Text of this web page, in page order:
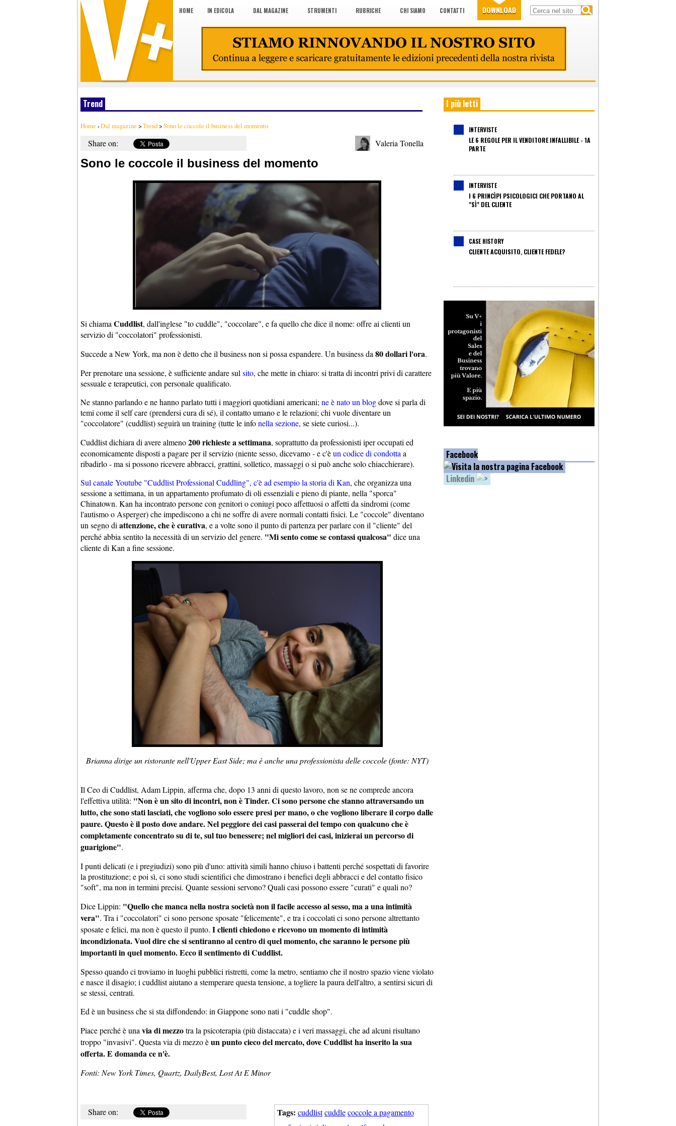
HOME IN EDICOLA DAL MAGAZINE STRUMENTI RUBRICHE CHI SIAMO CONTATTI DOWNLOAD
Trend
Home ›Dal magazine >Trend>Sono le coccole il business del momento
Share on: Valeria Tonella
Sono le coccole il business del momento
Si chiama Cuddlist, dall'inglese "to cuddle", "coccolare", e fa quello che dice il nome: offre ai clienti un
servizio di "coccolatori" professionisti.
Succede a New York, ma non è detto che il business non si possa espandere. Un business da 80 dollari l'ora.
Per prenotare una sessione, è sufficiente andare sul sito, che mette in chiaro: si tratta di incontri privi di carattere
sessuale e terapeutici, con personale qualificato.
Ne stanno parlando e ne hanno parlato tutti i maggiori quotidiani americani; ne è nato un blogdove si parla di
temi come il self care (prendersi cura di sé), il contatto umano e le relazioni; chi vuole diventare un
"coccolatore" (cuddlist) seguirà un training (tutte le infonella sezione, se siete curiosi...).
Cuddlist dichiara di avere almeno200 richieste a settimana, soprattutto da professionisti iper occupati ed
economicamente disposti a pagare per il servizio (niente sesso, dicevamo - e c'èun codice di condotta a
ribadirlo - ma si possono ricevere abbracci, grattini, solletico, massaggi o si può anche solo chiacchierare).
Sul canale Youtube "Cuddlist Professional Cuddling", c'è ad esempio la storia di Kan, che organizza una
sessione a settimana, in un appartamento profumato di oli essenziali e pieno di piante, nella "sporca"
Chinatown. Kan ha incontrato persone con genitori o coniugi poco affettuosi o affetti da sindromi (come
l'autismo o Asperger) che impediscono a chi ne soffre di avere normali contatti fisici. Le "coccole" diventano
un segno di attenzione, che è curativa, e a volte sono il punto di partenza per parlare con il "cliente" del
perché abbia sentito la necessità di un servizio del genere. "Mi sento come se contassi qualcosa" dice una
cliente di Kan a fine sessione.
Brianna dirige un ristorante nell'Upper East Side; ma è anche una professionista delle coccole (fonte: NYT)
Il Ceo di Cuddlist, Adam Lippin, afferma che, dopo 13 anni di questo lavoro, non se ne comprede ancora
l'effettiva utilità: "Non è un sito di incontri, non è Tinder. Ci sono persone che stanno attraversando un
lutto, che sono stati lasciati, che vogliono solo essere presi per mano, o che vogliono liberare il corpo dalle
paure. Questo è il posto dove andare. Nel peggiore dei casi passerai del tempo con qualcuno che è
completamente concentrato su di te, sul tuo benessere; nel migliori dei casi, inizierai un percorso di
guarigione".
I punti delicati (e i pregiudizi) sono più d'uno: attività simili hanno chiuso i battenti perché sospettati di favorire
la prostituzione; e poi sì, ci sono studi scientifici che dimostrano i benefici degli abbracci e del contatto fisico
"soft", ma non in termini precisi. Quante sessioni servono? Quali casi possono essere "curati" e quali no?
Dice Lippin: "Quello che manca nella nostra società non il facile accesso al sesso, ma a una intimità
vera". Tra i "coccolatori" ci sono persone sposate "felicemente", e tra i coccolati ci sono persone altrettanto
sposate e felici, ma non è questo il punto. I clienti chiedono e ricevono un momento di intimità
incondizionata. Vuol dire che si sentiranno al centro di quel momento, che saranno le persone più
importanti in quel momento. Ecco il sentimento di Cuddlist.
Spesso quando ci troviamo in luoghi pubblici ristretti, come la metro, sentiamo che il nostro spazio viene violato
e nasce il disagio; i cuddlist aiutano a stemperare questa tensione, a togliere la paura dell'altro, a sentirsi sicuri di
se stessi, centrati.
Ed è un business che si sta diffondendo: in Giappone sono nati i "cuddle shop".
Piace perché è una via di mezzotra la psicoterapia (più distaccata) e i veri massaggi, che ad alcuni risultano
troppo "invasivi". Questa via di mezzo èun punto cieco del mercato, dove Cuddlist ha inserito la sua
offerta. E domanda ce n'è.
Fonti: New York Times, Quartz, DailyBest, Lost At E Minor
Tags: cuddlistcuddlecoccole a pagamento
Share on:
I più letti
INTERVISTE
LE 6 REGOLE PER IL VENDITORE INFALLIBILE - 1A
PARTE
INTERVISTE
I 6 PRINCÌPI PSICOLOGICI CHE PORTANO AL
"SÌ" DEL CLIENTE
CASE HISTORY
CLIENTE ACQUISITO, CLIENTE FEDELE?
Facebook
Linkedin